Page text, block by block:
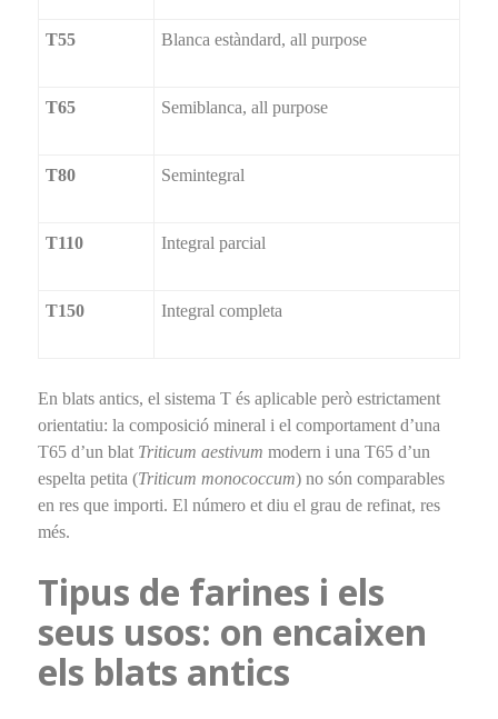
T55 Blanca estàndard, all purpose
T65 Semiblanca, all purpose
T80 Semintegral
T110 Integral parcial
T150 Integral completa
En blats antics, el sistema T és aplicable però estrictament
orientatiu: la composició mineral i el comportament d’una
T65 d’un blat Triticum aestivum modern i una T65 d’un
espelta petita (Triticum monococcum) no són comparables
en res que importi. El número et diu el grau de refinat, res
més.
Tipus de farines i els
seus usos: on encaixen
els blats antics